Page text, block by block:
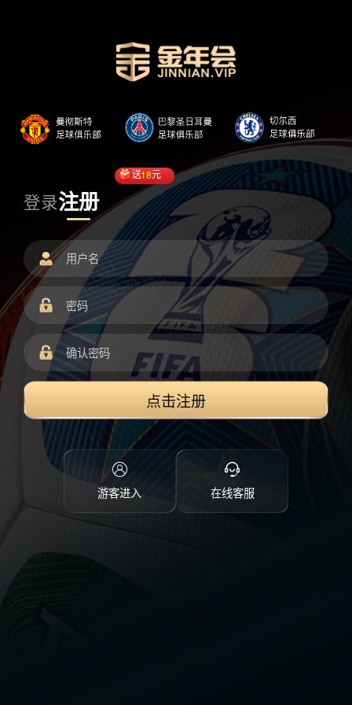
登录注册
送18元
点击注册
游客进入 在线客服